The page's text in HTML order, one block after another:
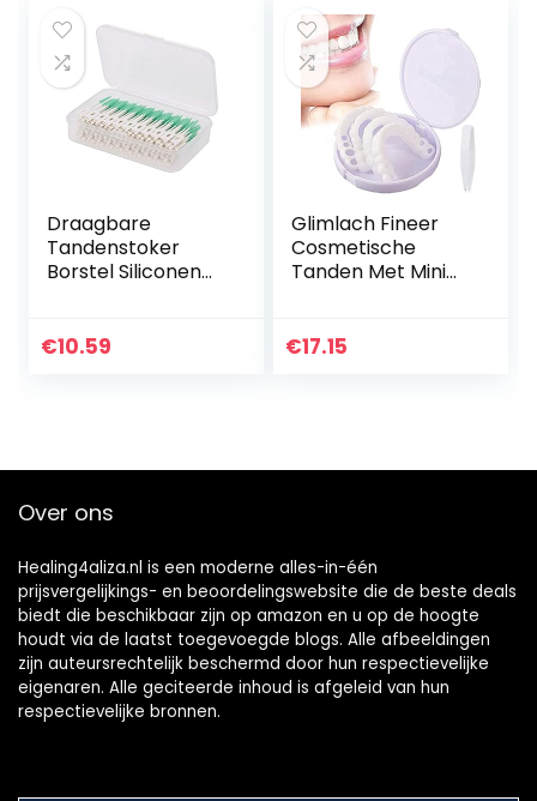
Draagbare
Tandenstoker
Borstel Siliconen
Mondhygiëne
€10.59
Glimlach Fineer
Cosmetische
Tanden Met Mini
Kunstgebit Nep
€17.15
Over ons
Healing4aliza.nl is een moderne alles-in-één
prijsvergelijkings- en beoordelingswebsite die de beste deals
biedt die beschikbaar zijn op amazon en u op de hoogte
houdt via de laatst toegevoegde blogs. Alle afbeeldingen
zijn auteursrechtelijk beschermd door hun respectievelijke
eigenaren. Alle geciteerde inhoud is afgeleid van hun
respectievelijke bronnen.